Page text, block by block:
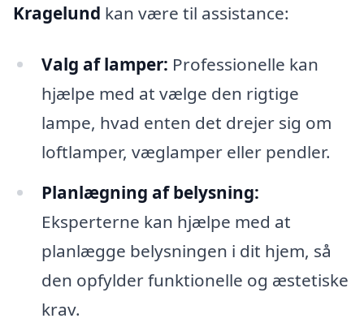
Kragelund kan være til assistance:
Valg af lamper: Professionelle kan
hjælpe med at vælge den rigtige
lampe, hvad enten det drejer sig om
loftlamper, væglamper eller pendler.
Planlægning af belysning:
Eksperterne kan hjælpe med at
planlægge belysningen i dit hjem, så
den opfylder funktionelle og æstetiske
krav.